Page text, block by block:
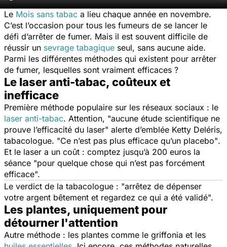
Le Mois sans tabac a lieu chaque année en novembre.
C’est l’occasion pour tous les fumeurs de se lancer le
défi d’arrêter de fumer. Mais il est souvent difficile de
réussir un sevrage tabagique seul, sans aucune aide.
Parmi les différentes méthodes qui existent pour arrêter
de fumer, lesquelles sont vraiment efficaces ?
Le laser anti-tabac, coûteux et
inefficace
Première méthode populaire sur les réseaux sociaux : le
laser anti-tabac. Attention, "aucune étude scientifique ne
prouve l’efficacité du laser" alerte d’emblée Ketty Deléris,
tabacologue. "Ce n’est pas plus efficace qu’un placebo".
Et le laser a un coût : comptez jusqu’à 200 euros la
séance "pour quelque chose qui n’est pas forcément
efficace".
Le verdict de la tabacologue : "arrêtez de dépenser
votre argent bêtement et regardez ce qui a été validé".
Les plantes, uniquement pour
détourner l'attention
Autre méthode : les plantes comme le griffonia et les